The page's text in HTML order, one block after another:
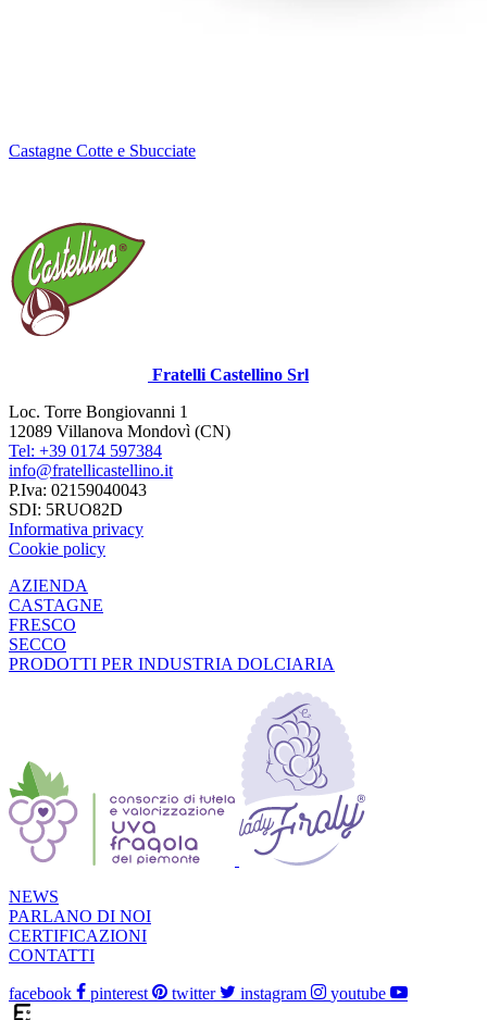
Castagne Cotte e Sbucciate
Fratelli Castellino Srl
Loc. Torre Bongiovanni 1
12089 Villanova Mondovì (CN)
Tel: +39 0174 597384
info@fratellicastellino.it
P.Iva: 02159040043
SDI: 5RUO82D
Informativa privacy
Cookie policy
AZIENDA
CASTAGNE
FRESCO
SECCO
PRODOTTI PER INDUSTRIA DOLCIARIA
NEWS
PARLANO DI NOI
CERTIFICAZIONI
CONTATTI
facebook pinterest twitter instagram youtube